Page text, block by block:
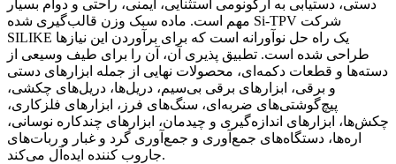
دستی، دستیابی به ارگونومی استثنایی، ایمنی، راحتی و دوام بسیار
مهم است. ماده سبک وزن قالب‌گیری شده Si-TPV شرکت
SILIKE یک راه حل نوآورانه است که برای برآوردن این نیازها
طراحی شده است. تطبیق پذیری آن، آن را برای طیف وسیعی از
دسته‌ها و قطعات دکمه‌ای، محصولات نهایی از جمله ابزارهای دستی
و برقی، ابزارهای برقی بی‌سیم، دریل‌ها، دریل‌های چکشی،
پیچ‌گوشتی‌های ضربه‌ای، سنگ‌های فرز، ابزارهای فلزکاری،
چکش‌ها، ابزارهای اندازه‌گیری و چیدمان، ابزارهای چندکاره نوسانی،
اره‌ها، دستگاه‌های جمع‌آوری و جمع‌آوری گرد و غبار و ربات‌های
جاروب کننده ایده‌آل می‌کند.